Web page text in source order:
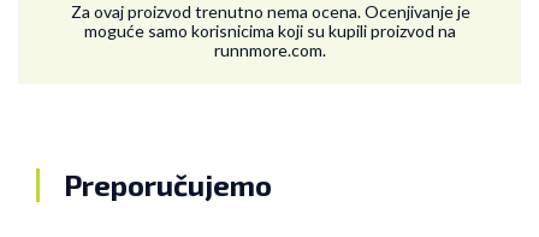
Za ovaj proizvod trenutno nema ocena. Ocenjivanje je
moguće samo korisnicima koji su kupili proizvod na
runnmore.com.
Preporučujemo